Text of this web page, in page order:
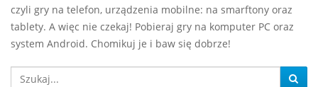
czyli gry na telefon, urządzenia mobilne: na smarftony oraz
tablety. A więc nie czekaj! Pobieraj gry na komputer PC oraz
system Android. Chomikuj je i baw się dobrze!